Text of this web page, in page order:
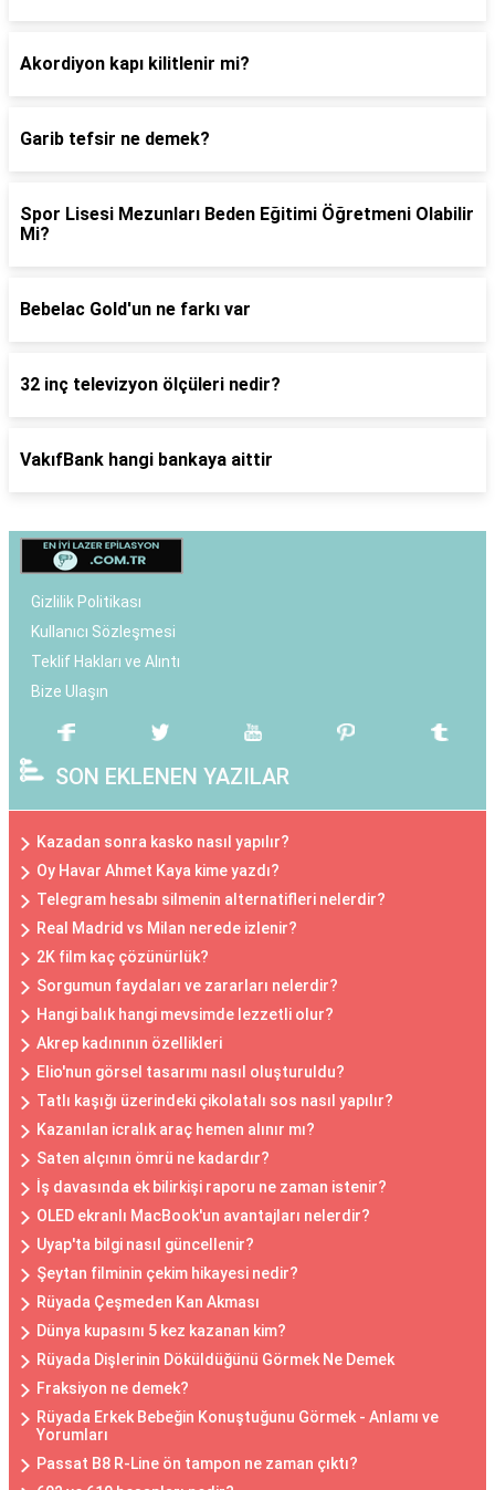
Akordiyon kapı kilitlenir mi?
Garib tefsir ne demek?
Spor Lisesi Mezunları Beden Eğitimi Öğretmeni Olabilir
Mi?
Bebelac Gold'un ne farkı var
32 inç televizyon ölçüleri nedir?
VakıfBank hangi bankaya aittir
Gizlilik Politikası
Kullanıcı Sözleşmesi
Teklif Hakları ve Alıntı
Bize Ulaşın
SON EKLENEN YAZILAR
Kazadan sonra kasko nasıl yapılır?
Oy Havar Ahmet Kaya kime yazdı?
Telegram hesabı silmenin alternatifleri nelerdir?
Real Madrid vs Milan nerede izlenir?
2K film kaç çözünürlük?
Sorgumun faydaları ve zararları nelerdir?
Hangi balık hangi mevsimde lezzetli olur?
Akrep kadınının özellikleri
Elio'nun görsel tasarımı nasıl oluşturuldu?
Tatlı kaşığı üzerindeki çikolatalı sos nasıl yapılır?
Kazanılan icralık araç hemen alınır mı?
Saten alçının ömrü ne kadardır?
İş davasında ek bilirkişi raporu ne zaman istenir?
OLED ekranlı MacBook'un avantajları nelerdir?
Uyap'ta bilgi nasıl güncellenir?
Şeytan filminin çekim hikayesi nedir?
Rüyada Çeşmeden Kan Akması
Dünya kupasını 5 kez kazanan kim?
Rüyada Dişlerinin Döküldüğünü Görmek Ne Demek
Fraksiyon ne demek?
Rüyada Erkek Bebeğin Konuştuğunu Görmek - Anlamı ve
Yorumları
Passat B8 R-Line ön tampon ne zaman çıktı?